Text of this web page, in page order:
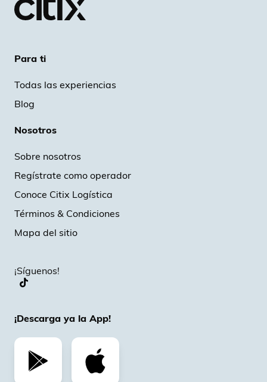
Para ti
Todas las experiencias
Blog
Nosotros
Sobre nosotros
Regístrate como operador
Conoce Citix Logística
Términos & Condiciones
Mapa del sitio
¡Síguenos!
¡Descarga ya la App!